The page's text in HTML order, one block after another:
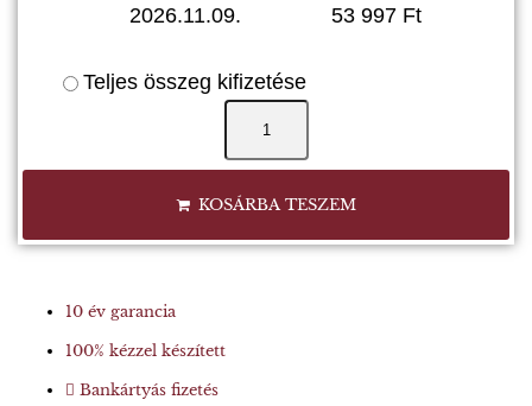
2026.11.09.
53 997 Ft
Teljes összeg kifizetése
"Aladár"
kistáska
mennyiség
KOSÁRBA TESZEM
10 év garancia
100% kézzel készített
Bankártyás fizetés